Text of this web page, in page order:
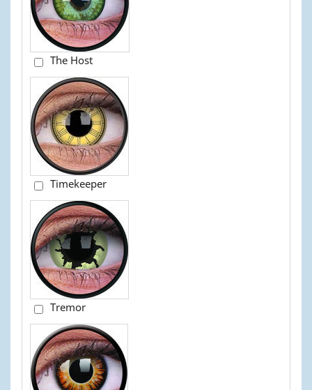
The Host
Timekeeper
Tremor